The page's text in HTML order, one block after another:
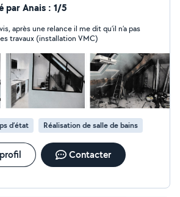
je fais tout travaux
mes travaux sont couvert par
par Anais : 1/5
après une relance il me dit qu’il n’a pas
travaux (installation VMC)
d’état Réalisation de salle de bains
Contacter